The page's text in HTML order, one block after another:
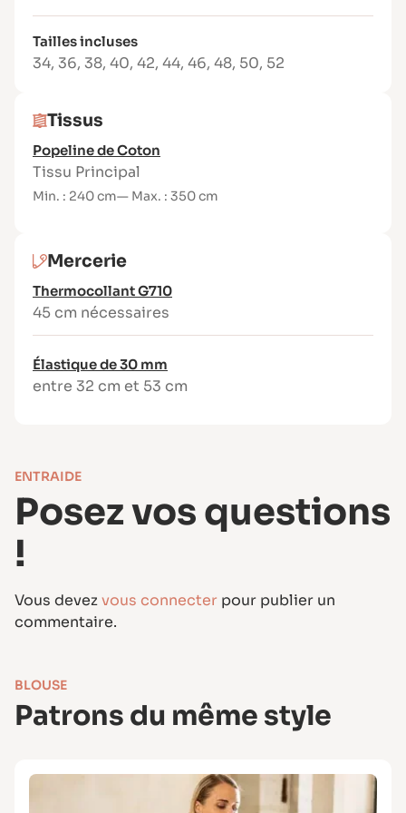
d’une fente au bas de la blouse.
Tissus recommandés
Tissus souples et agréables au toucher :
et doux (viscose ou cupro), crêpe de viscose,
sergé, tencel. Poids conseillé : 80 à 200 g/m².
Tailles incluses
34, 36, 38, 40, 42, 44, 46, 48, 50, 52
Tissus
Popeline de Coton
Tissu Principal
Min. : 240 cm— Max. : 350 cm
Mercerie
Thermocollant G710
45 cm nécessaires
Élastique de 30 mm
entre 32 cm et 53 cm
ENTRAIDE
Posez vos questions
!
Vous devezvous connecter pour publier un
commentaire.
BLOUSE
Patrons du même style